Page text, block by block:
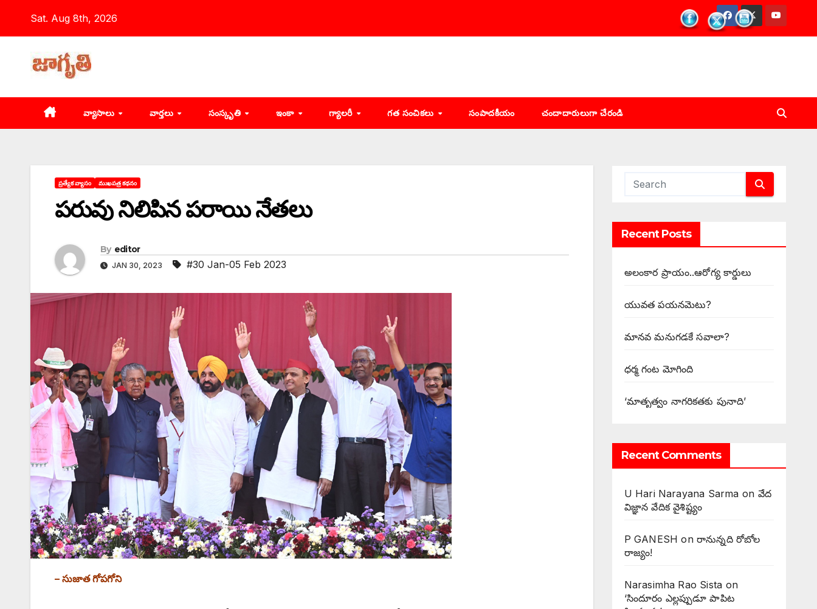
Sat. Aug 8th, 2026
వ్యాసాలు వార్తలు సంస్కృతి ఇంకా గ్యాలరీ గత సంచికలు సంపాదకీయం చందాదారులుగా చేరండి
ప్రత్యేక వ్యాసం ముఖపత్ర కథనం
పరువు నిలిపిన పరాయి నేతలు
By editor
JAN 30, 2023 #30 Jan-05 Feb 2023
– సుజాత గోపగోని
Recent Posts
అలంకార ప్రాయం..ఆరోగ్య కార్డులు
యువత పయనమెటు?
మానవ మనుగడకే సవాలా?
ధర్మ గంట మోగింది
‘మాతృత్వం నాగరికతకు పునాది’
Recent Comments
U Hari Narayana Sarma on వేద
విజ్ఞాన వేదిక వైశిష్ట్యం
P GANESH on ‌రానున్నది రోబోల
రాజ్యం!
Narasimha Rao Sista on
‘సిందూరం ఎల్లప్పుడూ పాపిట